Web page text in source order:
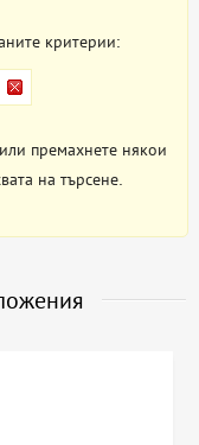
критерии:
премахнете някои
на търсене.